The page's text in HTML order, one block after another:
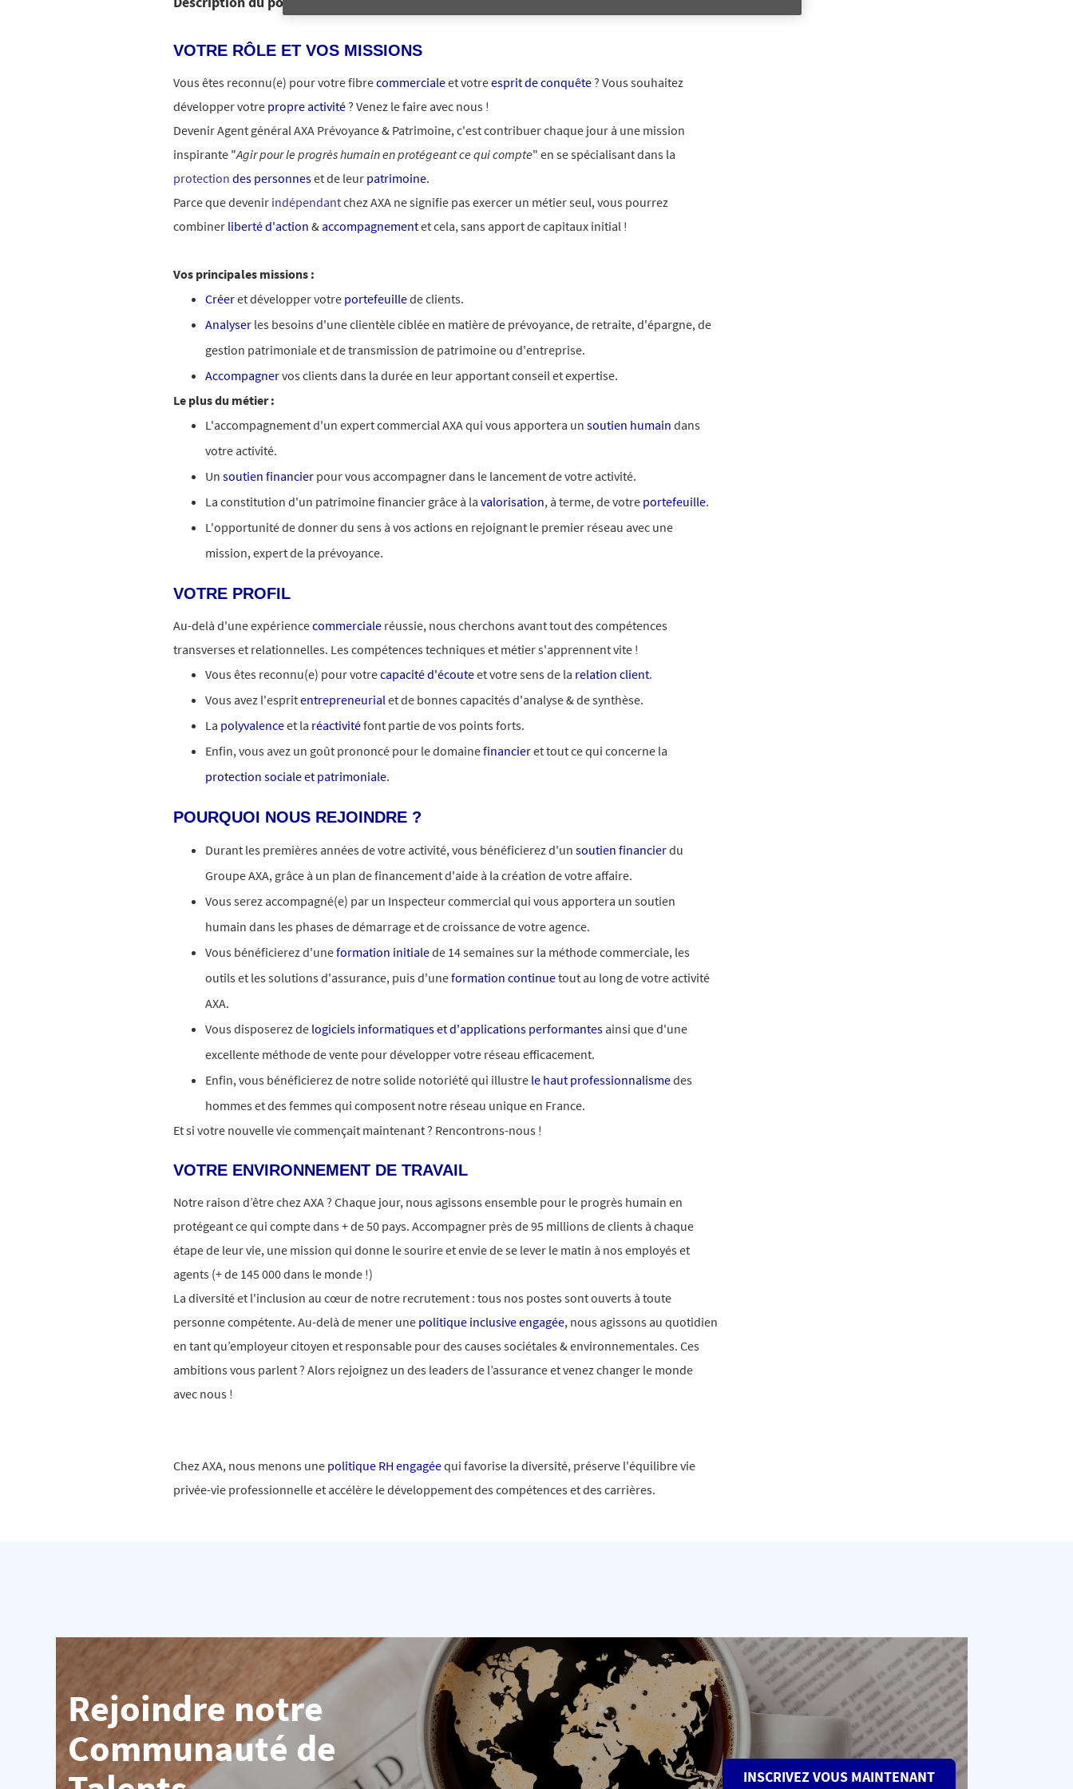
VOTRE RÔLE ET VOS MISSIONS
Vous êtes reconnu(e) pour votre fibrecommercialeet votreesprit de conquête? Vous souhaitez
développer votre propre activité? Venez le faire avec nous !
Devenir Agent général AXA Prévoyance & Patrimoine, c'est contribuer chaque jour à une mission
inspirante "Agir pour le progrès humain en protégeant ce qui compte" en se spécialisant dans la
protection des personneset de leur patrimoine.
Parce que devenir indépendantchez AXA ne signifie pas exercer un métier seul, vous pourrez
combiner liberté d'action & accompagnementet cela, sans apport de capitaux initial !
Vos principales missions :
Créeret développer votre portefeuillede clients.
Analyser les besoins d'une clientèle ciblée en matière de prévoyance, de retraite, d'épargne, de
gestion patrimoniale et de transmission de patrimoine ou d'entreprise.
Accompagnervos clients dans la durée en leur apportant conseil et expertise.
Le plus du métier :
L'accompagnement d'un expert commercial AXA qui vous apportera un soutien humain dans
votre activité.
Un soutien financier pour vous accompagner dans le lancement de votre activité.
La constitution d'un patrimoine financier grâce à la valorisation, à terme, de votre portefeuille.
L'opportunité de donner du sens à vos actions en rejoignant le premier réseau avec une
mission, expert de la prévoyance.
VOTRE PROFIL
Au-delà d'une expériencecommerciale réussie, nous cherchons avant tout des compétences
transverses et relationnelles. Les compétences techniques et métier s'apprennent vite !
Vous êtes reconnu(e) pour votrecapacité d'écouteet votre sens de la relation client.
Vous avez l'espritentrepreneurialet de bonnes capacités d'analyse & de synthèse.
La polyvalenceet la réactivitéfont partie de vos points forts.
Enfin, vous avez un goût prononcé pour le domainefinancieret tout ce qui concerne la
protection sociale et patrimoniale.
POURQUOI NOUS REJOINDRE ?
Durant les premières années de votre activité, vous bénéficierez d'un soutien financierdu
Groupe AXA, grâce à un plan de financement d'aide à la création de votre affaire.
Vous serez accompagné(e) par un Inspecteur commercial qui vous apportera un soutien
humain dans les phases de démarrage et de croissance de votre agence.
Vous bénéficierez d'uneformation initialede 14 semaines sur la méthode commerciale, les
outils et les solutions d'assurance, puis d'uneformation continuetout au long de votre activité
AXA.
Vous disposerez de logiciels informatiques et d'applications performantes ainsi que d'une
excellente méthode de vente pour développer votre réseau efficacement.
Enfin, vous bénéficierez de notre solide notoriété qui illustre le haut professionnalismedes
hommes et des femmes qui composent notre réseau unique en France.
Et si votre nouvelle vie commençait maintenant ? Rencontrons-nous !
VOTRE ENVIRONNEMENT DE TRAVAIL
Notre raison d’être chez AXA ? Chaque jour, nous agissons ensemble pour le progrès humain en
protégeant ce qui compte dans + de 50 pays. Accompagner près de 95 millions de clients à chaque
étape de leur vie, une mission qui donne le sourire et envie de se lever le matin à nos employés et
agents (+ de 145 000 dans le monde !)
La diversité et l'inclusion au cœur de notre recrutement : tous nos postes sont ouverts à toute
personne compétente. Au-delà de mener une politique inclusive engagée, nous agissons au quotidien
en tant qu’employeur citoyen et responsable pour des causes sociétales & environnementales. Ces
ambitions vous parlent ? Alors rejoignez un des leaders de l’assurance et venez changer le monde
avec nous !
Chez AXA, nous menons une politique RH engagéequi favorise la diversité, préserve l'équilibre vie
privée-vie professionnelle et accélère le développement des compétences et des carrières.
Rejoindre notre
Communauté de
INSCRIVEZ VOUS MAINTENANT